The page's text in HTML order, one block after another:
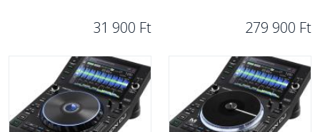
31 900 Ft 279 900 Ft